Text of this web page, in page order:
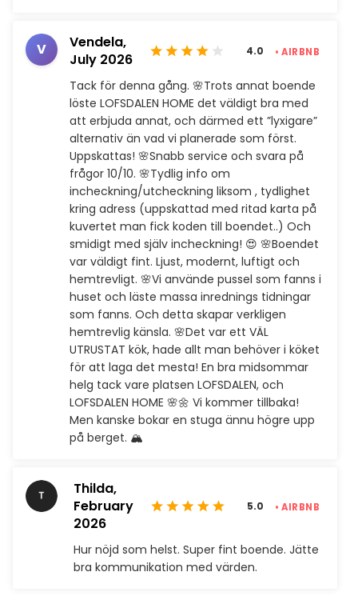
V
Vendela,
July 2026
4.0 • AIRBNB
Tack för denna gång. 🌸Trots annat boende
löste LOFSDALEN HOME det väldigt bra med
att erbjuda annat, och därmed ett ”lyxigare”
alternativ än vad vi planerade som först.
Uppskattas! 🌸Snabb service och svara på
frågor 10/10. 🌸Tydlig info om
incheckning/utcheckning liksom , tydlighet
kring adress (uppskattad med ritad karta på
kuvertet man fick koden till boendet..) Och
smidigt med själv incheckning! 😍 🌸Boendet
var väldigt fint. Ljust, modernt, luftigt och
hemtrevligt. 🌸Vi använde pussel som fanns i
huset och läste massa inrednings tidningar
som fanns. Och detta skapar verkligen
hemtrevlig känsla. 🌸Det var ett VÄL
UTRUSTAT kök, hade allt man behöver i köket
för att laga det mesta! En bra midsommar
helg tack vare platsen LOFSDALEN, och
LOFSDALEN HOME 🌸🌼 Vi kommer tillbaka!
Men kanske bokar en stuga ännu högre upp
på berget. 🏔️
Thilda,
February
2026
5.0 • AIRBNB
Hur nöjd som helst. Super fint boende. Jätte
bra kommunikation med värden.